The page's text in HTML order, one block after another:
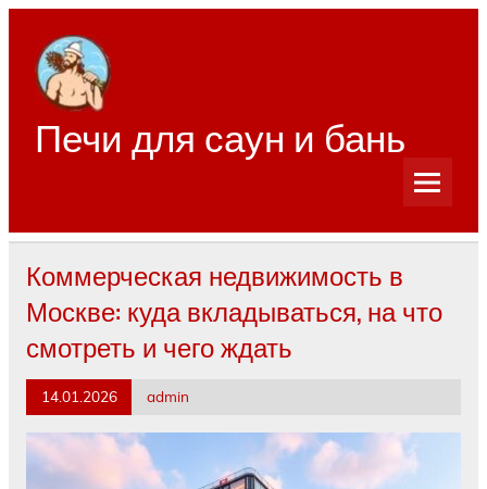
Перейти
содержимому
Печи для саун и бань
Коммерческая недвижимость в
Москве: куда вкладываться, на что
смотреть и чего ждать
14.01.2026 admin